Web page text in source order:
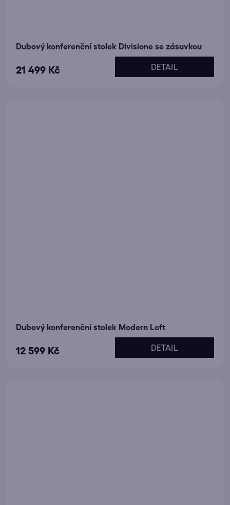
Dubový konferenční stolek Divisione se zásuvkou
21 499 Kč DETAIL
Dubový konferenční stolek Modern Loft
12 599 Kč DETAIL